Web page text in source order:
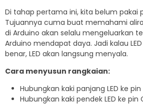
Di tahap pertama ini, kita belum pakai
Tujuannya cuma buat memahami
di Arduino akan selalu mengeluarkan
Arduino mendapat daya. Jadi kalau
benar, LED akan langsung menyala.
Cara menyusun rangkaian:
Hubungkan kaki panjang LED ke pin
Hubungkan kaki pendek LED ke pin